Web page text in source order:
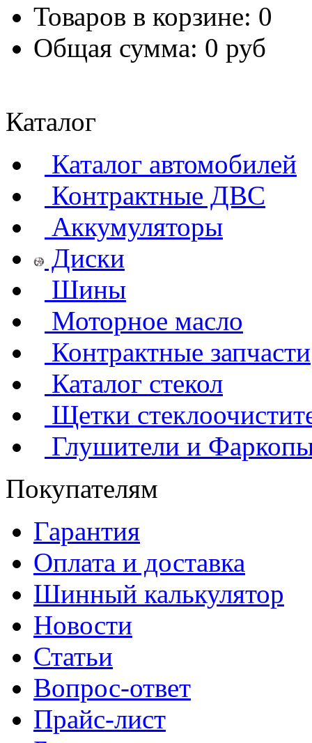
Товаров в корзине: 0
Общая сумма: 0 руб
Каталог
Каталог автомобилей
Контрактные ДВС
Аккумуляторы
Диски
Шины
Моторное масло
Контрактные запчасти
Каталог стекол
Щетки
Глушители и
Покупателям
Гарантия
Оплата и доставка
Шинный калькулятор
Новости
Статьи
Вопрос-ответ
Прайс-лист